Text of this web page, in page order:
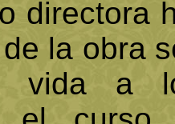
directora
la obra
vida a